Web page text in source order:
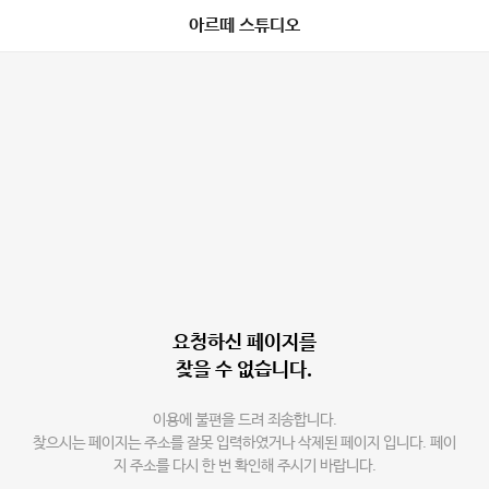
아르떼 스튜디오
요청하신 페이지를
찾을 수 없습니다.
이용에 불편을 드려 죄송합니다.
찾으시는 페이지는 주소를 잘못 입력하였거나 삭제된 페이지 입니다. 페이
지 주소를 다시 한 번 확인해 주시기 바랍니다.